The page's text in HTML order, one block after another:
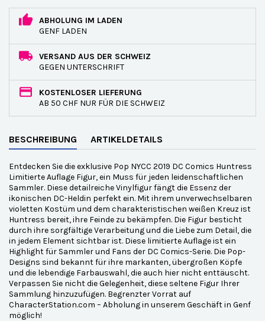
ABHOLUNG IM LADEN
GENF LADEN
VERSAND AUS DER SCHWEIZ
GEGEN UNTERSCHRIFT
KOSTENLOSER LIEFERUNG
AB 50 CHF NUR FÜR DIE SCHWEIZ
BESCHREIBUNG ARTIKELDETAILS
Entdecken Sie die exklusive Pop NYCC 2019 DC Comics Huntress
Limitierte Auflage Figur, ein Muss für jeden leidenschaftlichen
Sammler. Diese detailreiche Vinylfigur fängt die Essenz der
ikonischen DC-Heldin perfekt ein. Mit ihrem unverwechselbaren
violetten Kostüm und dem charakteristischen weißen Kreuz ist
Huntress bereit, ihre Feinde zu bekämpfen. Die Figur besticht
durch ihre sorgfältige Verarbeitung und die Liebe zum Detail, die
in jedem Element sichtbar ist. Diese limitierte Auflage ist ein
Highlight für Sammler und Fans der DC Comics-Serie. Die Pop-
Designs sind bekannt für ihre markanten, übergroßen Köpfe
und die lebendige Farbauswahl, die auch hier nicht enttäuscht.
Verpassen Sie nicht die Gelegenheit, diese seltene Figur Ihrer
Sammlung hinzuzufügen. Begrenzter Vorrat auf
CharacterStation.com – Abholung in unserem Geschäft in Genf
möglich!